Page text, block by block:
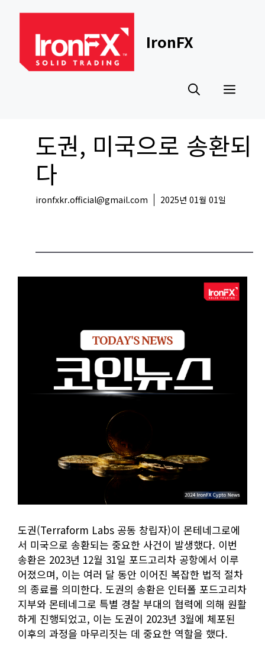
content
IronFX
도권, 미국으로 송환되
다
ironfxkr.official@gmail.com 2025년 01월 01일
도권(Terraform Labs 공동 창립자)이 몬테네그로에
서 미국으로 송환되는 중요한 사건이 발생했다. 이번
송환은 2023년 12월 31일 포드고리차 공항에서 이루
어졌으며, 이는 여러 달 동안 이어진 복잡한 법적 절차
의 종료를 의미한다. 도권의 송환은 인터폴 포드고리차
지부와 몬테네그로 특별 경찰 부대의 협력에 의해 원활
하게 진행되었고, 이는 도권이 2023년 3월에 체포된
이후의 과정을 마무리짓는 데 중요한 역할을 했다.